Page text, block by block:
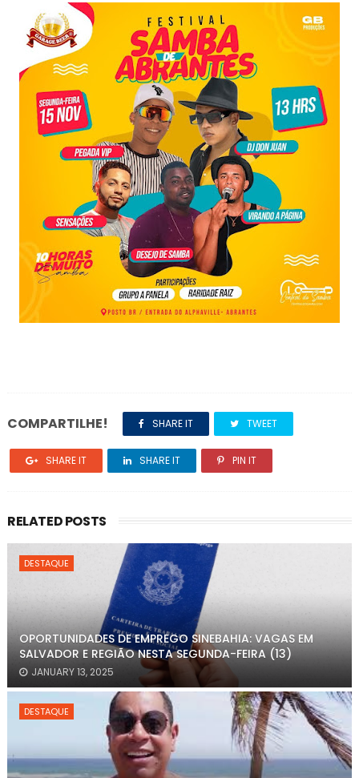
COMPARTILHE! SHARE IT TWEET
SHARE IT SHARE IT PIN IT
RELATED POSTS
DESTAQUE
OPORTUNIDADES DE EMPREGO SINEBAHIA: VAGAS EM
SALVADOR E REGIÃO NESTA SEGUNDA-FEIRA (13)
JANUARY 13, 2025
DESTAQUE